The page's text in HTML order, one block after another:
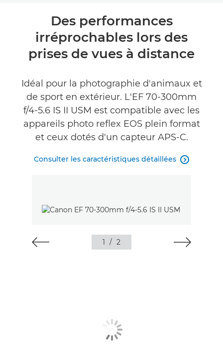
Caractéristiques
TROUVER UN REVENDEUR
Des performances
irréprochables lors des
prises de vues à distance
Idéal pour la photographie d'animaux et
de sport en extérieur. L'EF 70-300mm
f/4-5.6 IS II USM est compatible avec les
appareils photo reflex EOS plein format
et ceux dotés d'un capteur APS-C.
Consulter les caractéristiques détaillées 
1 / 2